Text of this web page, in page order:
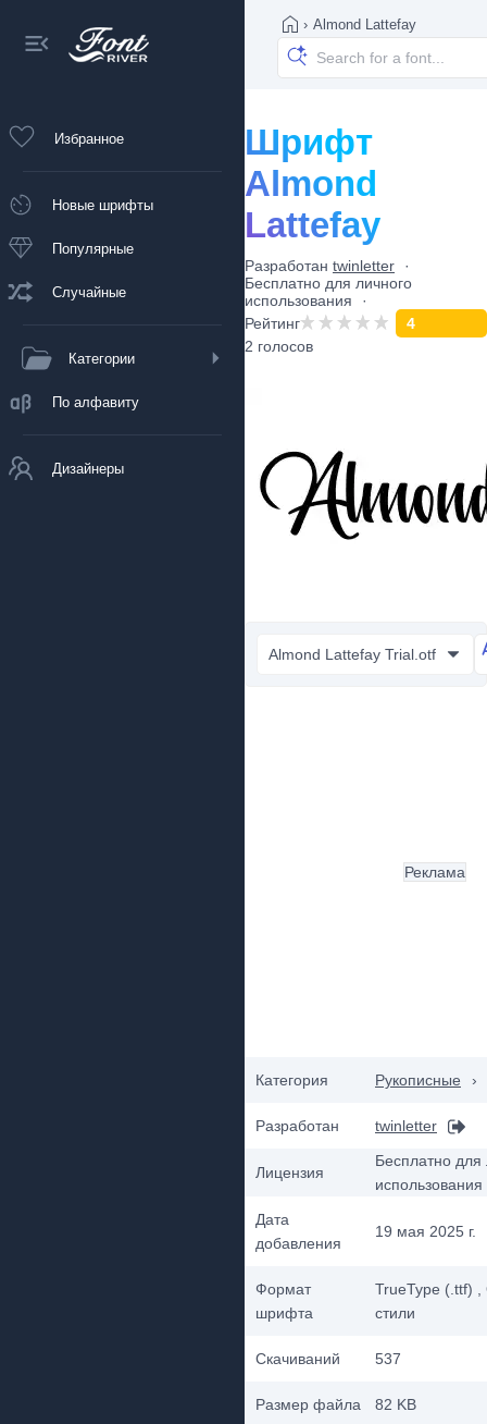
Избранное
Новые шрифты
Популярные
Случайные
Категории
По алфавиту
Дизайнеры
› Almond Lattefay
Шрифт
Almond
Lattefay
Разработан twinletter
Бесплатно для личного
использования
Рейтинг
4
2 голосов
Almond Lattefay Trial.otf
Категория Рукописные ›
Разработан twinletter
Лицензия
Бесплатно для
использования
Дата
добавления
19 мая 2025 г.
Формат
шрифта
TrueType (.ttf)
стили
Скачиваний 537
Размер файла 82 KB
Реклама